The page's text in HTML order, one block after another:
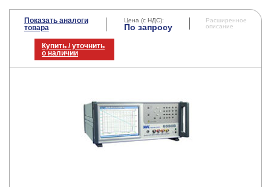
Показать аналоги
товара
Цена (с НДС):
По запросу
Расширенное
описание
Купить / уточнить
о наличии